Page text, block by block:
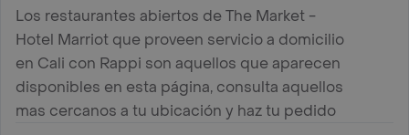
Los restaurantes abiertos de The Market -
Hotel Marriot que proveen servicio a domicilio
en Cali con Rappi son aquellos que aparecen
disponibles en esta página, consulta aquellos
mas cercanos a tu ubicación y haz tu pedido